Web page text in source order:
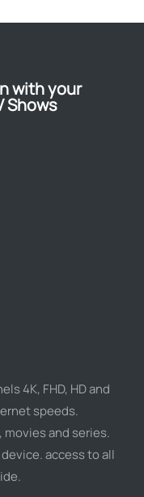
with your
Shows
4K, FHD, HD and
speeds.
movies and series.
access to all